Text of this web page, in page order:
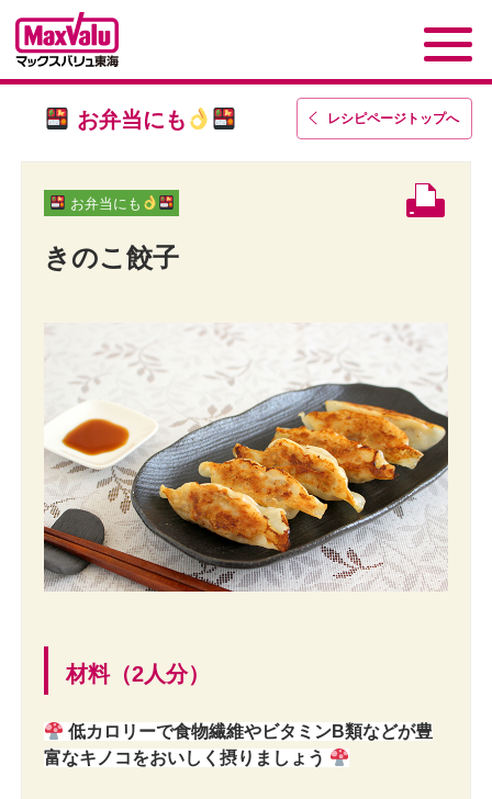
レシピページトップへ
お弁当にも
お弁当にも
きのこ餃子
材料（2人分）
低カロリーで食物繊維やビタミンB類などが豊
富なキノコをおいしく摂りましょう